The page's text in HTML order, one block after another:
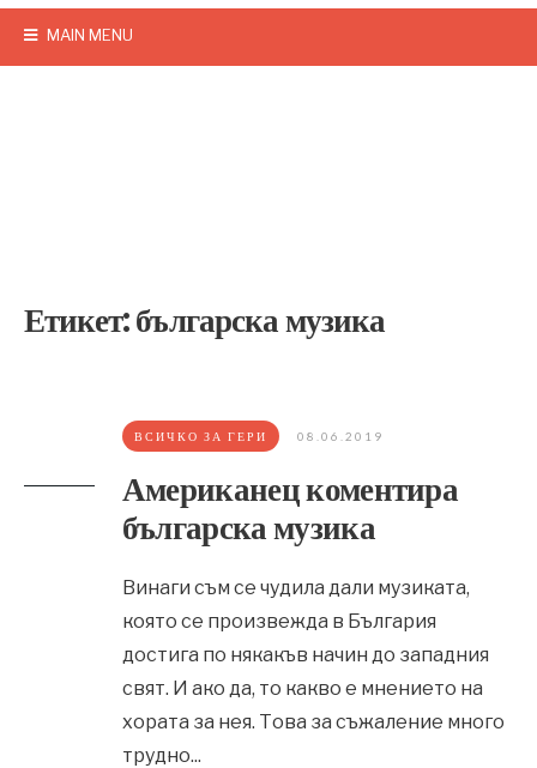
MAIN MENU
Етикет:българска музика
ВСИЧКО ЗА ГЕРИ 08.06.2019
Американец коментира
българска музика
Винаги съм се чудила дали музиката,
която се произвежда в България
достига по някакъв начин до западния
свят. И ако да, то какво е мнението на
хората за нея. Това за съжаление много
трудно...